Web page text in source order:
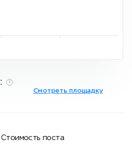
Смотреть площадку
Стоимость поста